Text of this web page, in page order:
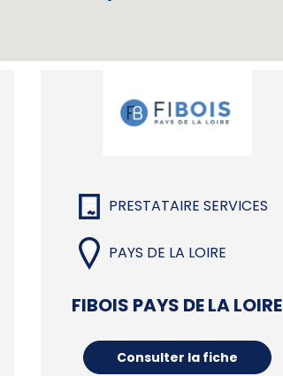
PRESTATAIRE SERVICES
PAYS DE LA LOIRE
FIBOIS PAYS DE LA LOIRE
Consulter la fiche